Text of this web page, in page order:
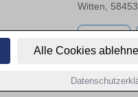
Alle Cookies
Witten, 58453